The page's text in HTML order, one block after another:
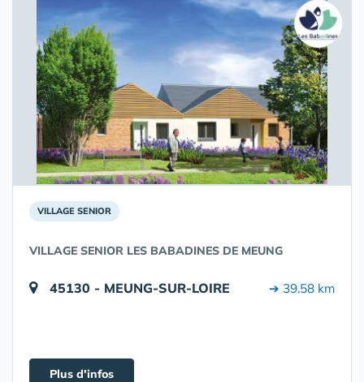
VILLAGE SENIOR
VILLAGE SENIOR LES BABADINES DE MEUNG
45130 - MEUNG-SUR-LOIRE ➔ 39.58 km
Plus d'infos